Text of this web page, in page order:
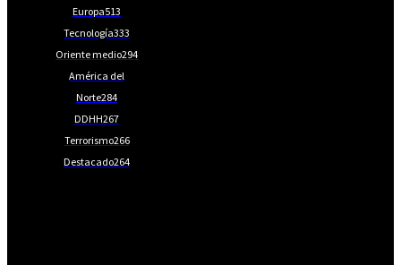
Europa513
Tecnología333
Oriente medio294
América del
Norte284
DDHH267
Terrorismo266
Destacado264